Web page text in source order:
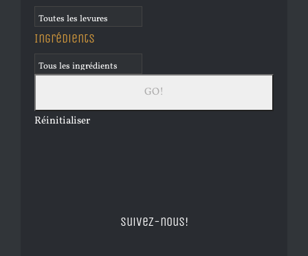
Ingrédients
Réinitialiser
Suivez-nous!